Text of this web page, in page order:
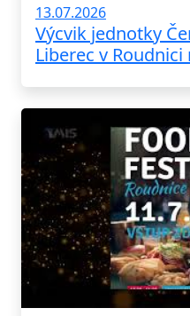
13.07.2026
Výcvik jednotky
Liberec v Roudnici